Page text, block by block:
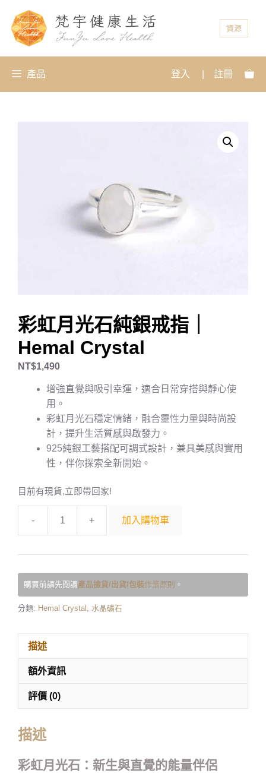
資源
產品 登入 註冊
彩虹月光石純銀戒指｜
Hemal Crystal
NT$1,490
增強直覺與吸引幸運，適合日常穿搭與靜心使
用。
彩虹月光石穩定情緒，融合靈性力量與時尚設
計，提升生活質感與啟發力。
925純銀工藝搭配可調式設計，兼具美感與實用
性，伴你探索全新開始。
目前有現貨,立即帶回家!
- + 加入購物車
購買前請先閱讀產品撿貨/出貨/包裝作業原則 。
分類: Hemal Crystal 水晶礦石
描述
額外資訊
評價 (0)
描述
彩虹月光石：新生與直覺的能量伴侶